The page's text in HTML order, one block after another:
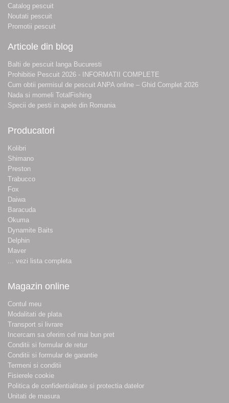
Catalog pescuit
Noutati pescuit
Promotii pescuit
Articole din blog
Balti de pescuit langa Bucuresti
Prohibitie Pescuit 2026 - INFORMATII COMPLETE
Cum obtii permisul de pescuit ANPA online – Ghid Complet 2026
Nada si momeli TotalFishing
Specii de pesti in apele din Romania
Producatori
Kolibri
Shimano
Preston
Trabucco
Fox
Daiwa
Baracuda
Okuma
Dynamite Baits
Delphin
Maver
... vezi lista completa
Magazin online
Contul meu
Modalitati de plata
Transport si livrare
Incercam sa oferim cel mai bun pret
Conditii si formular de retur
Conditii si formular de garantie
Termeni si conditii
Fisierele cookie
Politica de confidentialitate si protectia datelor
Unitati de masura